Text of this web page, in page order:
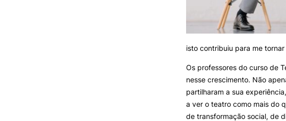
isto contribuiu para me
Os professores do curso de
nesse crescimento. Não
partilharam a sua
a ver o teatro como mais do
de transformação social, de